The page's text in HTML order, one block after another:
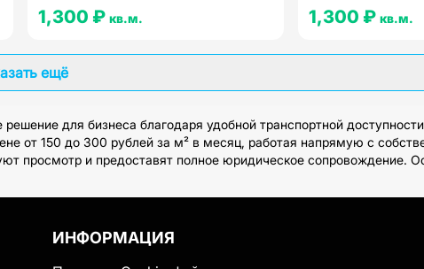
1,300 ₽ кв.м. 1,300 ₽ кв.м.
ещё
для бизнеса благодаря удобной транспортной
от 150 до 300 рублей за м² в месяц, работая напрямую с
просмотр и предоставят полное юридическое сопровождение.
ИНФОРМАЦИЯ